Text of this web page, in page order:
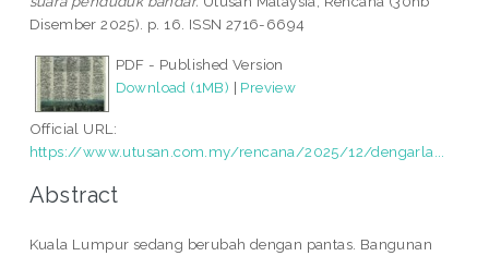
Disember 2025). p. 16. ISSN 2716-6694
PDF - Published Version
Download (1MB) | Preview
Official URL:
https://www.utusan.com.my/rencana/2025/12/dengarla...
Abstract
Kuala Lumpur sedang berubah dengan pantas. Bangunan